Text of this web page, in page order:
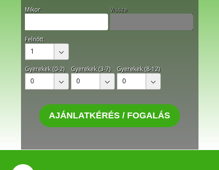
Mikor
Vissza
Felnőtt
1
Gyerekek (0-2)
0
Gyerekek (3-7)
0
Gyerekek (8-12)
0
AJÁNLATKÉRÉS / FOGALÁS